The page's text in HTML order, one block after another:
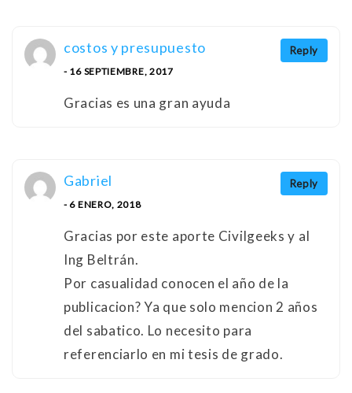
Reply
costos y presupuesto
- 16 SEPTIEMBRE, 2017
Gracias es una gran ayuda
Reply
Gabriel
- 6 ENERO, 2018
Gracias por este aporte Civilgeeks y al
Ing Beltrán.
Por casualidad conocen el año de la
publicacion? Ya que solo mencion 2 años
del sabatico. Lo necesito para
referenciarlo en mi tesis de grado.